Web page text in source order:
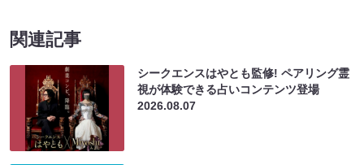
関連記事
シークエンスはやとも監修! ペアリング霊
視が体験できる占いコンテンツ登場
2026.08.07